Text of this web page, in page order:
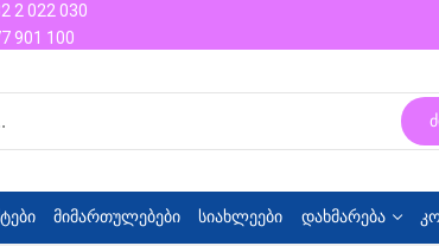
2 022 030
901 100
მიმართულებები სიახლეები დახმარება